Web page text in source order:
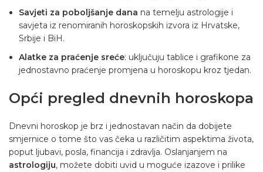
Savjeti za poboljšanje dana na temelju astrologije i
savjeta iz renomiranih horoskopskih izvora iz Hrvatske,
Srbije i BiH.
Alatke za praćenje sreće: uključuju tablice i grafikone za
jednostavno praćenje promjena u horoskopu kroz tjedan.
Opći pregled dnevnih horoskopa
Dnevni horoskop je brz i jednostavan način da dobijete
smjernice o tome što vas čeka u različitim aspektima života,
poput ljubavi, posla, financija i zdravlja. Oslanjanjem na
astrologiju, možete dobiti uvid u moguće izazove i prilike